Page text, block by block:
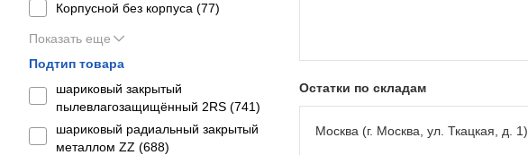
Корпусной без корпуса (77)
Показать еще
Подтип товара
шариковый закрытый
пылевлагозащищённый 2RS (741)
шариковый радиальный закрытый
металлом ZZ (688)
Остатки по складам
Москва (г. Москва, ул. Ткацкая, д. 1)